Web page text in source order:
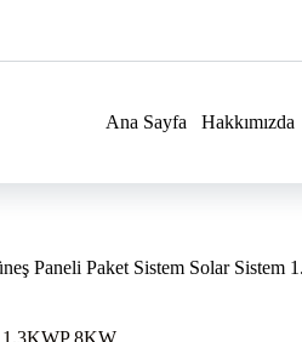
Ana Sayfa Hakkımızda
Paneli Paket Sistem Solar Sistem